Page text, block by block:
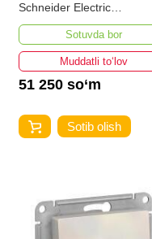
Schneider Electric
AtlasDesign с подсветкой
бежевый Sotuvda bor
Muddatli to‘lov
51 250 so‘m
Sotib olish